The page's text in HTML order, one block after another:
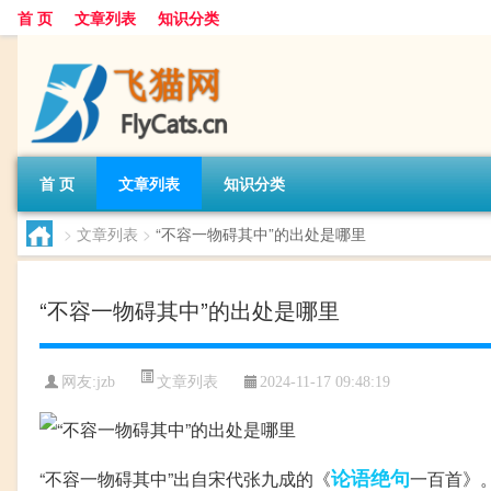
首 页 文章列表 知识分类
首 页 文章列表 知识分类
> 文章列表 > “不容一物碍其中”的出处是哪里
“不容一物碍其中”的出处是哪里
网友:jzb 文章列表 2024-11-17 09:48:19
“不容一物碍其中”出自宋代张九成的《论语绝句一百首》